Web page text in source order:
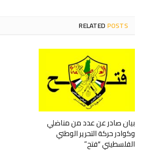
RELATEDPOSTS
بيان صادر عن عدد من مناضلي
وكوادر حركة التحرير الوطني
الفلسطيني “فتح”